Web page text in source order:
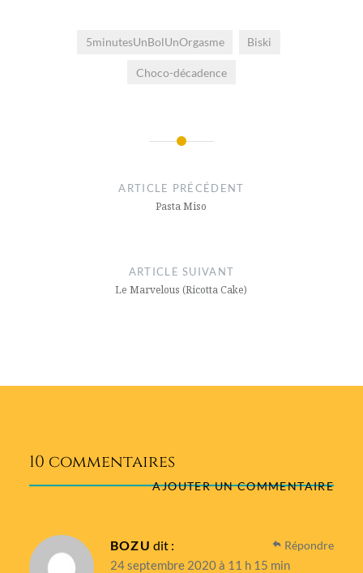
5minutesUnBolUnOrgasme Biski
Choco-décadence
ARTICLE PRÉCÉDENT
Pasta Miso
ARTICLE SUIVANT
Le Marvelous (Ricotta Cake)
10 commentaires
AJOUTER UN COMMENTAIRE
BOZU dit :
24 septembre 2020 à 11 h 15 min
Répondre